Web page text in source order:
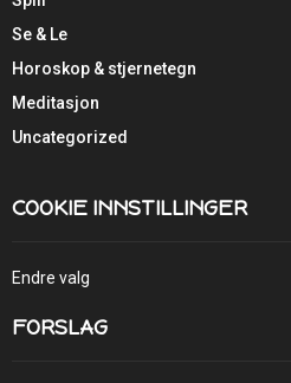
Se & Le
Horoskop & stjernetegn
Meditasjon
Uncategorized
COOKIE INNSTILLINGER
Endre valg
FORSLAG